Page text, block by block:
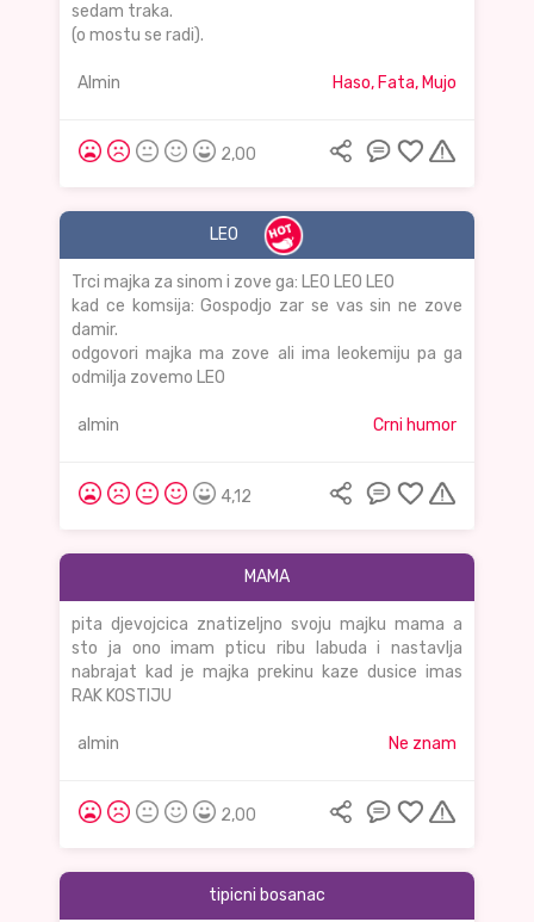
sedam traka.
(o mostu se radi).
Almin Haso, Fata, Mujo
2,00
LEO
Trci majka za sinom i zove ga: LEO LEO LEO
kad ce komsija: Gospodjo zar se vas sin ne zove
damir.
odgovori majka ma zove ali ima leokemiju pa ga
odmilja zovemo LEO
almin Crni humor
4,12
MAMA
pita djevojcica znatizeljno svoju majku mama a
sto ja ono imam pticu ribu labuda i nastavlja
nabrajat kad je majka prekinu kaze dusice imas
RAK KOSTIJU
almin Ne znam
2,00
tipicni bosanac